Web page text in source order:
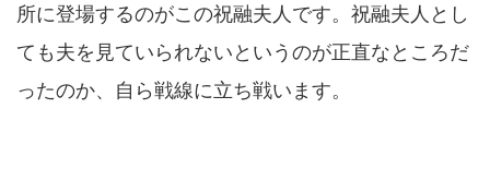
所に登場するのがこの祝融夫人です。祝融夫人とし
ても夫を見ていられないというのが正直なところだ
ったのか、自ら戦線に立ち戦います。